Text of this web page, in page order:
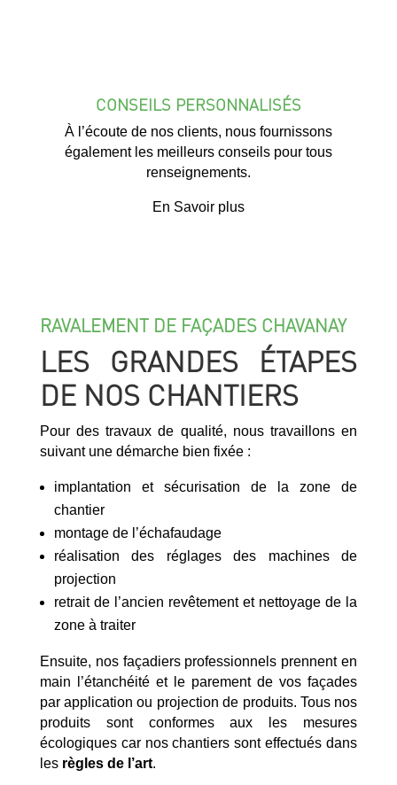
CONSEILS PERSONNALISÉS
À l’écoute de nos clients, nous fournissons
également les meilleurs conseils pour tous
renseignements.
En Savoir plus
RAVALEMENT DE FAÇADES CHAVANAY
LES GRANDES ÉTAPES
DE NOS CHANTIERS
Pour des travaux de qualité, nous travaillons en
suivant une démarche bien fixée :
implantation et sécurisation de la zone de
chantier
montage de l’échafaudage
réalisation des réglages des machines de
projection
retrait de l’ancien revêtement et nettoyage de la
zone à traiter
Ensuite, nos façadiers professionnels prennent en
main l’étanchéité et le parement de vos façades
par application ou projection de produits. Tous nos
produits sont conformes aux les mesures
écologiques car nos chantiers sont effectués dans
les règles de l’art.